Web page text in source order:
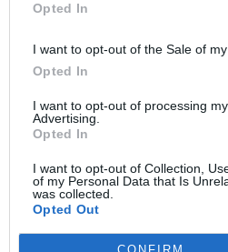
Opted In
I want to opt-out of the Sale of
Opted In
I want to opt-out of processing
Advertising.
Opted In
I want to opt-out of Collection,
of my Personal Data that Is
was collected.
Opted Out
CONFIRM
Liget